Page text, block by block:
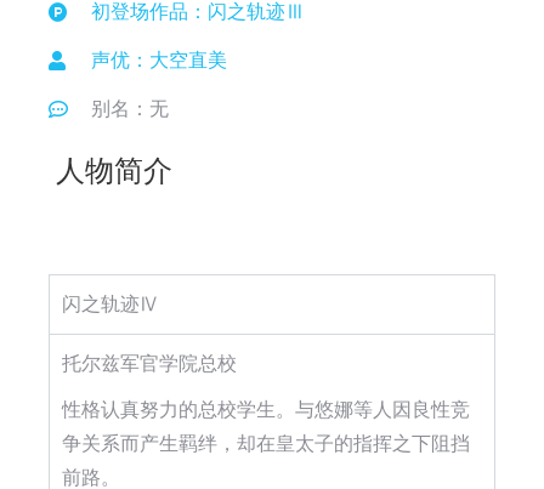
初登场作品：闪之轨迹Ⅲ
声优：大空直美
别名：无
人物简介
闪之轨迹Ⅳ
托尔兹军官学院总校
性格认真努力的总校学生。与悠娜等人因良性竞
争关系而产生羁绊，却在皇太子的指挥之下阻挡
前路。